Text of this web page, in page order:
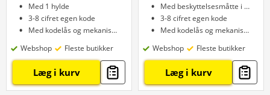
Med 1 hylde
3-8 cifret egen kode
Med kodelås og mekanisk nøgle
Webshop
Fleste butikker
Læg i kurv
Med beskyttelsesmåtte i bunden
3-8 cifret egen kode
Med kodelås og mekanisk nøgle
Webshop
Fleste butikker
Læg i kurv